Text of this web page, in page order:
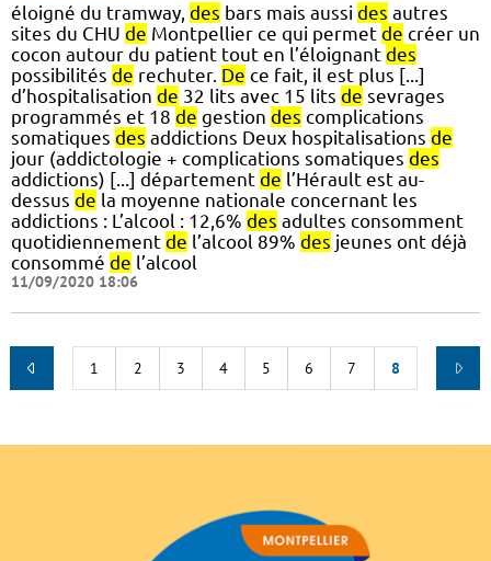
éloigné du tramway, des bars mais aussi des autres
sites du CHU de Montpellier ce qui permet de créer un
cocon autour du patient tout en l’éloignant des
possibilités de rechuter. De ce fait, il est plus [...]
d’hospitalisation de 32 lits avec 15 lits de sevrages
programmés et 18 de gestion des complications
somatiques des addictions Deux hospitalisations de
jour (addictologie + complications somatiques des
addictions) [...] département de l’Hérault est au-
dessus de la moyenne nationale concernant les
addictions : L’alcool : 12,6% des adultes consomment
quotidiennement de l’alcool 89% des jeunes ont déjà
consommé de l’alcool
11/09/2020 18:06
1 2 3 4 5 6 7 8